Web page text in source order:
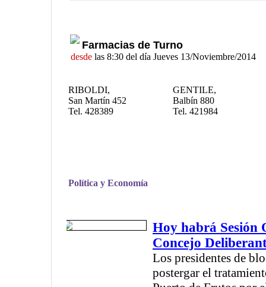
Farmacias de Turno
desde las 8:30 del día Jueves 13/Noviembre/2014
RIBOLDI,
San Martín 452
Tel. 428389
GENTILE,
Balbín 880
Tel. 421984
Política y Economía
Hoy habrá Sesión
Concejo
Los presidentes de
postergar el